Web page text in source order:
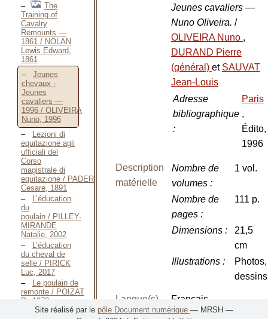
The
Training of
Cavalry
Remounts —
1861 / NOLAN
Lewis Edward,
1861
Jeunes
chevaux -
Jeunes
cavaliers —
1996 / OLIVEIRA
Nuno, 1996
Lezioni di
equitazione agli
ufficiali del
Corso
magistrale di
equitazione / PADERNI
Cesare, 1891
L’éducation
du
poulain / PILLEY-
MIRANDE
Natalie, 2002
L’éducation
du cheval de
selle / PIRICK
Luc, 2017
Le poulain de
remonte / POIZAT
P., 1972
Anweisung
Jeunes cavaliers —
Nuno Oliveira. /
OLIVEIRA Nuno ,
DURAND Pierre
(général) et SAUVAT
Jean-Louis
Adresse
bibliographique
:
Paris
,
Édito,
1996
Description
matérielle
Nombre de
volumes:
1 vol.
Nombre de
pages:
111 p.
Dimensions:
21,5
cm
Illustrations:
Photos,
dessins
Langue(s) Français
Site réalisé par le pôle Document numérique — MRSH —